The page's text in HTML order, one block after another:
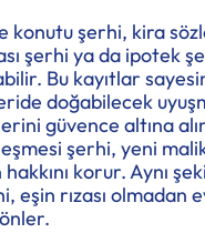
konutu şerhi, kira
şerhi ya da ipotek
Bu kayıtlar
doğabilecek
güvence altına
şerhi, yeni
hakkını korur. Aynı
eşin rızası olmadan